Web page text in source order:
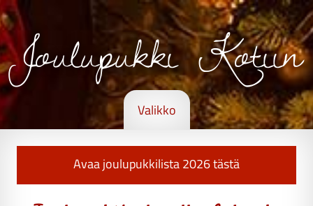
Joulupukki Kotiin
Valikko
Avaa joulupukkilista 2026 tästä